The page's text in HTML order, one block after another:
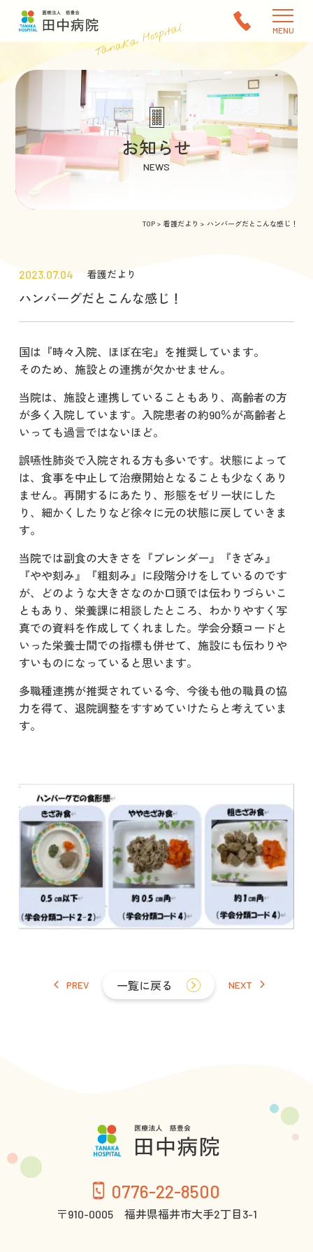
Tanaka Hospital MENU
お知らせ
NEWS
TOP 看護だより ハンバーグだとこんな感じ！
2023.07.04 看護だより
ハンバーグだとこんな感じ！
国は『時々入院、ほぼ在宅』を推奨しています。
そのため、施設との連携が欠かせません。
当院は、施設と連携していることもあり、高齢者の方
が多く入院しています。入院患者の約90％が高齢者と
いっても過言ではないほど。
誤嚥性肺炎で入院される方も多いです。状態によって
は、食事を中止して治療開始となることも少なくあり
ません。再開するにあたり、形態をゼリー状にした
り、細かくしたりなど徐々に元の状態に戻していきま
す。
当院では副食の大きさを『ブレンダー』『きざみ』
『やや刻み』『粗刻み』に段階分けをしているのです
が、どのような大きさなのか口頭では伝わりづらいこ
ともあり、栄養課に相談したところ、わかりやすく写
真での資料を作成してくれました。学会分類コードと
いった栄養士間での指標も併せて、施設にも伝わりや
すいものになっていると思います。
多職種連携が推奨されている今、今後も他の職員の協
力を得て、退院調整をすすめていけたらと考えていま
す。
PREV 一覧に戻る NEXT
0776-22-8500
〒910-0005 福井県福井市大手2丁目3-1